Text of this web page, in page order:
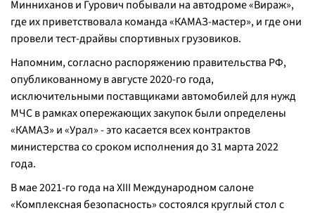
Минниханов и Гурович побывали на автодроме «Вираж»,
где их приветствовала команда «КАМАЗ-мастер», и где они
провели тест-драйвы спортивных грузовиков.
Напомним, согласно распоряжению правительства РФ,
опубликованному в августе 2020-го года,
исключительными поставщиками автомобилей для нужд
МЧС в рамках опережающих закупок были определены
«КАМАЗ» и «Урал» - это касается всех контрактов
министерства со сроком исполнения до 31 марта 2022
года.
В мае 2021-го года на XIII Международном салоне
«Комплексная безопасность» состоялся круглый стол с